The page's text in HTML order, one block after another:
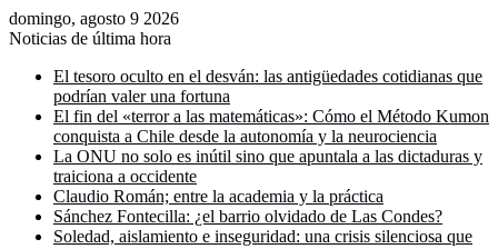
domingo, agosto 9 2026
Noticias de última hora
El tesoro oculto en el desván: las antigüedades cotidianas que
podrían valer una fortuna
El fin del «terror a las matemáticas»: Cómo el Método Kumon
conquista a Chile desde la autonomía y la neurociencia
La ONU no solo es inútil sino que apuntala a las dictaduras y
traiciona a occidente
Claudio Román; entre la academia y la práctica
Sánchez Fontecilla: ¿el barrio olvidado de Las Condes?
Soledad, aislamiento e inseguridad: una crisis silenciosa que